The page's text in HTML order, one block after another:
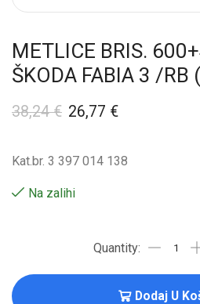
METLICE BRIS.
ŠKODA FABIA 3 /RB
38,24€ 26,77 €
Kat.br. 3 397 014 138
Na zalihi
Dodaj U